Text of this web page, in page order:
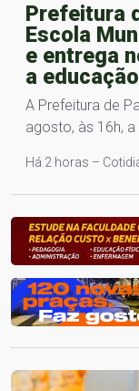
Prefeitura
Escola
e entrega
a
A Prefeitura de
agosto, às 16h,
Há 2 horas –